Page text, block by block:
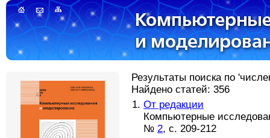
Результаты поиска по
Найдено статей: 356
От редакции
Компьютерные
№ 2, с. 209-212